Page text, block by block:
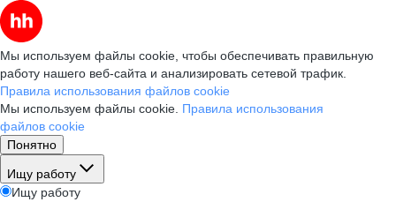
Мы используем файлы cookie, чтобы обеспечивать правильную
работу нашего веб-сайта и анализировать сетевой трафик.
Правила использования файлов cookie
Мы используем файлы cookie. Правила использования
файлов cookie
Понятно
Ищу работу
Ищу работу